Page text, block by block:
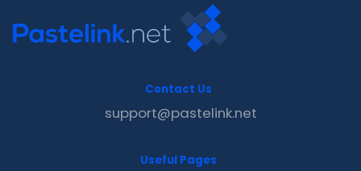
Contact Us
support@pastelink.net
Useful Pages